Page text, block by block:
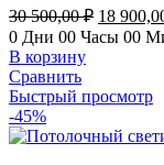
30 500,00₽
цена
500,00 ₽.
18
0 Дни 00 Часы 00
В корзину
Сравнить
Быстрый просмотр
-45%